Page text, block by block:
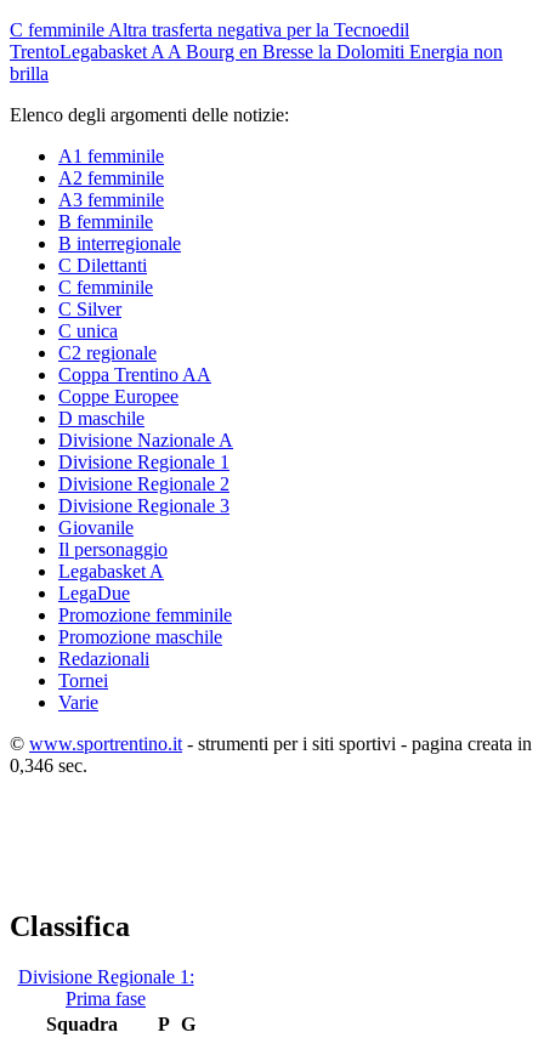
C femminile Altra trasferta negativa per la Tecnoedil
TrentoLegabasket A A Bourg en Bresse la Dolomiti Energia non
brilla
Elenco degli argomenti delle notizie:
A1 femminile
A2 femminile
A3 femminile
B femminile
B interregionale
C Dilettanti
C femminile
C Silver
C unica
C2 regionale
Coppa Trentino AA
Coppe Europee
D maschile
Divisione Nazionale A
Divisione Regionale 1
Divisione Regionale 2
Divisione Regionale 3
Giovanile
Il personaggio
Legabasket A
LegaDue
Promozione femminile
Promozione maschile
Redazionali
Tornei
Varie
© www.sportrentino.it - strumenti per i siti sportivi - pagina creata in
0,346 sec.
Classifica
Divisione Regionale 1:
Prima fase
Squadra
P G